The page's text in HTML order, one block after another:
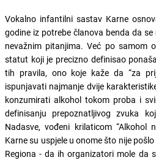
Vokalno infantilni sastav Karne
godine iz potrebe članova benda da
nevažnim pitanjima. Već po samom
statut koji je precizno definisao
tih pravila, ono koje kaže da “za
ispunjavati najmanje dvije
konzumirati alkohol tokom proba i
definisanju prepoznatljivog zvuka
Nadasve, vođeni krilaticom
Karne su uspjele u onome što nije
Regiona - da ih organizatori mole da